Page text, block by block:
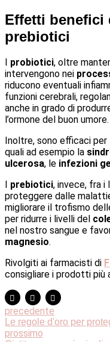
Effetti
prebiotici
probiotici, oltre
intervengono nei
riducono eventuali
funzioni cerebrali,
anche in grado di
l’ormone del buon umore.
Inoltre, sono efficaci
quali ad esempio la
ulcerosa, le infezioni
prebiotici, invece, fra
proteggere dalle
migliorare il trofismo
per ridurre i livelli del
nel nostro sangue e
magnesio.
Rivolgiti ai farmacisti di
consigliare i prodotti più
precedente
Le regole d'oro per
prossimo